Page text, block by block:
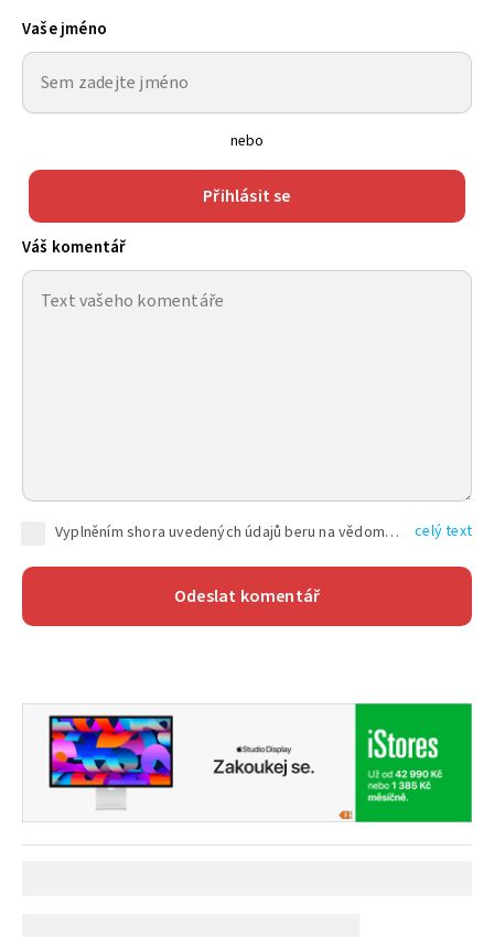
Vaše jméno
nebo
Přihlásit se
Váš komentář
Vyplněním shora uvedených údajů beru na vědomí, že společnost TEXT FACTORY s.r.o., sídlem Brno, Durďákova 336/29, Černá Pole, PSČ: 613 00, IČ: 06157831, zapsané u Krajského soudu v Brně, oddíl C, vložka 100399, bude zpracovávat mé osobní údaje uvedené v rámci mnou vyplněného registračního formuláře na základě oprávněných zájmů TEXT FACTORY s.r.o. dle čl. 6 odst. 1 písm. f) GDPR a pro splnění právních povinností (čl. 6 odst. 1 písm. c) GDPR), a to pro tyto účely: nezbytnost zajistit oprávnění návštěvníka webových stránek provozovaných společností TEXT FACTORY s.r.o. přispívat aktivně ke zveřejněným článkům nebo v rámci diskusních fór a výkon práv TEXT FACTORY s.r.o. jako administrátora těchto diskusních fór. Více informací o zpracování osobních údajů a právech lze nalézt v celý text